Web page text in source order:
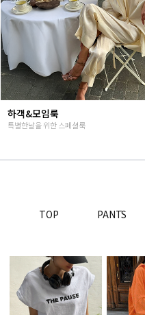
하객&모임룩
특별한날을 위한 스페셜룩
TOP PANTS